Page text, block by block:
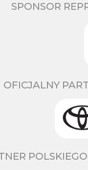
SPONSOR
OFICJALNY